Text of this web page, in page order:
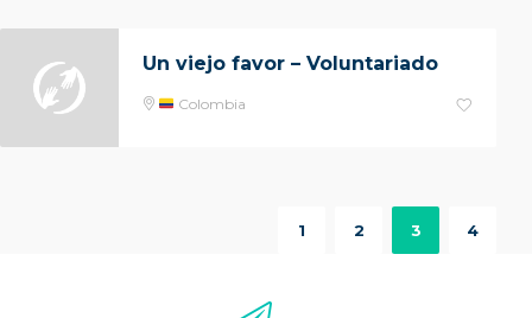
Un viejo favor – Voluntariado
Colombia
1 2 3 4